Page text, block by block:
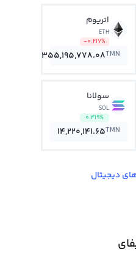
اتریوم
ETH
-0.217%
355,195,778.08TMN
سولانا
SOL
0.419%
14,220,141.65TMN
دیجیتال